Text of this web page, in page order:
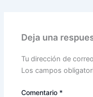
Deja una
Tu dirección de
Los campos
Comentario *